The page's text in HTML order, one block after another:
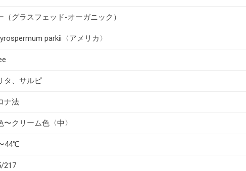
（グラスフェッド-オーガニック）
parkii〈アメリカ〉
タ、サルピ
ナ法
〜クリーム色〈中〉
44℃
217